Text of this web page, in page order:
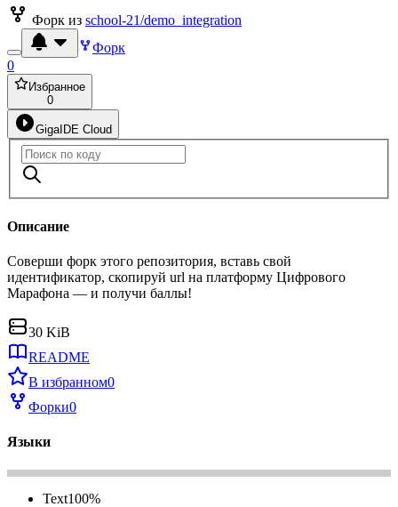
Форк из school-21/demo_integration
Форк
0
Избранное
0
GigaIDE Cloud
Описание
Соверши форк этого репозитория, вставь свой
идентификатор, скопируй url на платформу Цифрового
Марафона — и получи баллы!
30 KiB
README
В избранном0
Форки0
Языки
Text100%